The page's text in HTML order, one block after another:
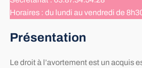
Horaires : du lundi au vendredi de
Présentation
Le droit à l’avortement est un acquis